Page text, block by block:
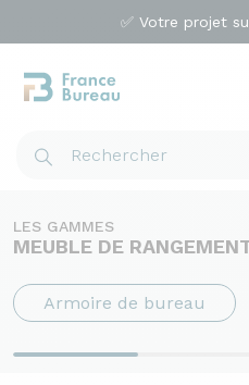
✅ Votre projet
LES GAMMES
MEUBLE DE
Armoire de bureau